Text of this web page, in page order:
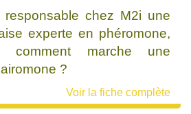
responsable chez M2i une
experte en phéromone,
comment marche une
?
Voir la fiche complète